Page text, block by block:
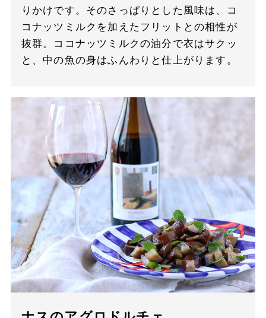
りかけです。そのさっぱりとした風味は、コ
コナッツミルクを加えたフリットとの相性が
抜群。ココナッツミルクの油分で衣はサクッ
と、中の魚の身はふんわりと仕上がります。